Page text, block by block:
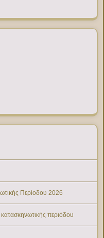
Περίοδου 2026
περιόδου